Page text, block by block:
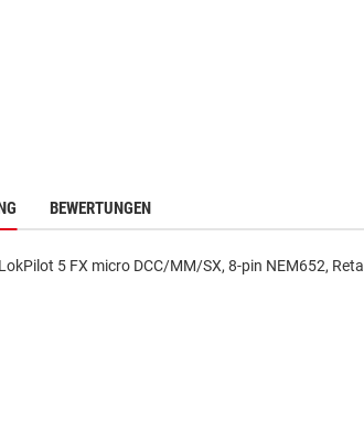
BEWERTUNGEN
5 FX micro DCC/MM/SX, 8-pin NEM652,